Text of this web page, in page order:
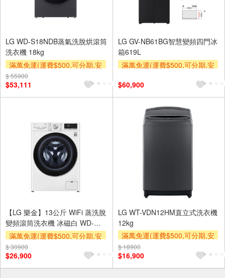
LG WD-S18NDB蒸氣洗脫烘滾筒
洗衣機 18kg
滿萬免運(運費$500,可分期,安
裝跨區費另計,單品未滿1萬元
及使用6期以上分期0利率,需付
基本安裝運費)
$ 55900
$53,111
LG GV-NB61BG智慧變頻四門冰
箱619L
滿萬免運(運費$500,可分期,安
及使用6期以上分期0利率,需付
基本安裝運費)
$60,900
【LG 樂金】13公斤 WiFi 蒸洗脫
變頻滾筒洗衣機 冰磁白 WD-
S13VBW
滿萬免運(運費$500,可分期,安
裝跨區費另計,單品未滿1萬元
及使用6期以上分期0利率,需付
基本安裝運費)
$ 30900
$26,900
LG WT-VDN12HM直立式洗衣機
12kg
滿萬免運(運費$500,可分期,安
裝跨區費另計,單品未滿1萬元
及使用6期以上分期0利率,需付
基本安裝運費)
$ 18900
$16,900